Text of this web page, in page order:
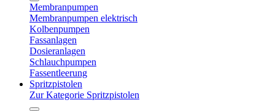
Membranpumpen
Membranpumpen elektrisch
Kolbenpumpen
Fassanlagen
Dosieranlagen
Schlauchpumpen
Fassentleerung
Spritzpistolen
Zur Kategorie Spritzpistolen